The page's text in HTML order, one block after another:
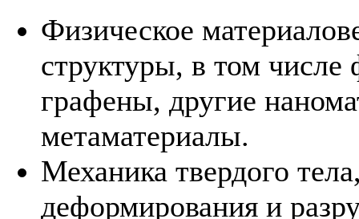
Физическое
структуры, в том
графены, другие
метаматериалы.
Механика твердого
деформирования и